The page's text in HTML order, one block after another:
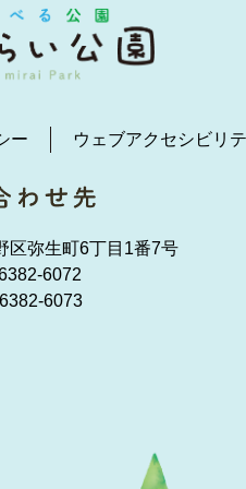
ー ウェブアクセシビリ
区弥生町6丁目1番7号
6072
6073